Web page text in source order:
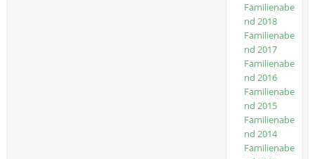
Familienabe
nd 2018
Familienabe
nd 2017
Familienabe
nd 2016
Familienabe
nd 2015
Familienabe
nd 2014
Familienabe